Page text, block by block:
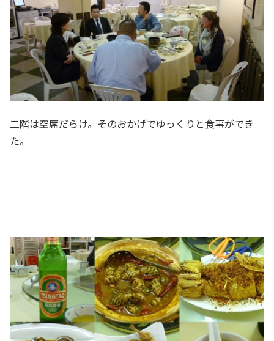
二階は空席だらけ。そのおかげでゆっくりと食事ができ
た。